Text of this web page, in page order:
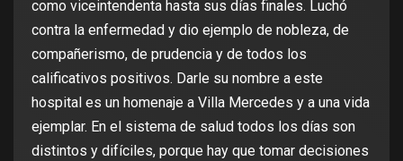
como viceintendenta hasta sus días finales. Luchó
contra la enfermedad y dio ejemplo de nobleza, de
compañerismo, de prudencia y de todos los
calificativos positivos. Darle su nombre a este
hospital es un homenaje a Villa Mercedes y a una vida
ejemplar. En el sistema de salud todos los días son
distintos y difíciles, porque hay que tomar decisiones